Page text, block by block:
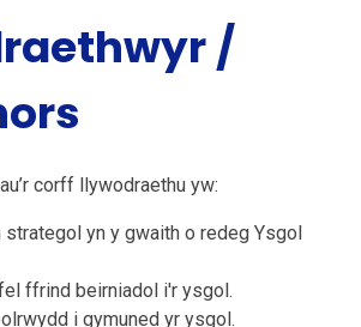
/
corff llywodraethu yw:
strategol yn y gwaith o redeg Ysgol
ffrind beirniadol i'r ysgol.
i gymuned yr ysgol.